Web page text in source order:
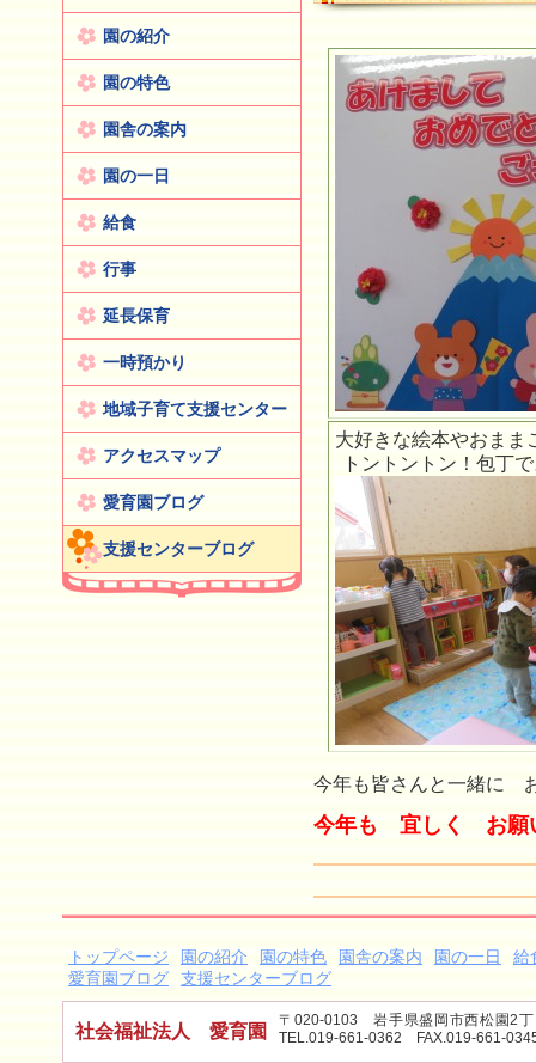
園の紹介
園の特色
園舎の案内
園の一日
給食
行事
延長保育
一時預かり
地域子育て支援センター
アクセスマップ
愛育園ブログ
支援センターブログ
大好きな絵本やおまま
トントントン！包丁
今年も皆さんと一緒に
今年も 宜しく お願
トップページ 園の紹介 園の特色 園舎の案内 園の一日
給
愛育園ブログ
支援センターブログ
社会福祉法人 愛育園
〒020-0103 岩手県盛岡市西松園
TEL.019-661-0362 FAX.019-661-